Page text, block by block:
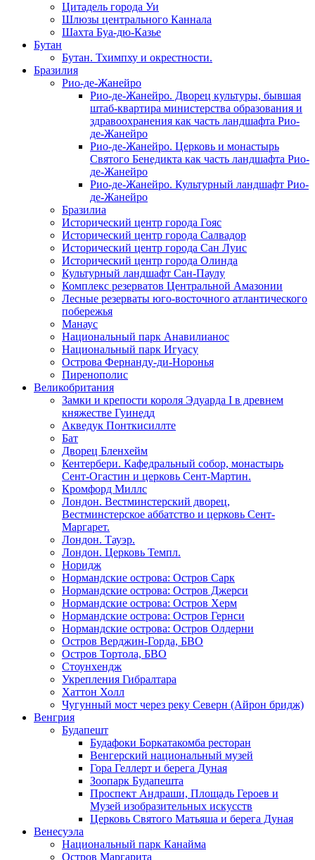
Цитадель города Уи
Шлюзы центрального Каннала
Шахта Буа-дю-Казье
Бутан
Бутан. Тхимпху и окрестности.
Бразилия
Рио-де-Жанейро
Рио-де-Жанейро. Дворец культуры, бывшая
штаб-квартира министерства образования и
здравоохранения как часть ландшафта Рио-
де-Жанейро
Рио-де-Жанейро. Церковь и монастырь
Святого Бенедикта как часть ландшафта Рио-
де-Жанейро
Рио-де-Жанейро. Культурный ландшафт Рио-
де-Жанейро
Бразилиа
Исторический центр города Гояс
Исторический центр города Салвадор
Исторический центр города Сан Луис
Исторический центр города Олинда
Культурный ландшафт Сан-Паулу
Комплекс резерватов Центральной Амазонии
Лесные резерваты юго-восточного атлантического
побережья
Манаус
Национальный парк Анавилианос
Национальный парк Игуасу
Острова Фернанду-ди-Норонья
Пиренополис
Великобритания
Замки и крепости короля Эдуарда I в древнем
княжестве Гуинедд
Акведук Понткисиллте
Бат
Дворец Бленхейм
Кентербери. Кафедральный собор, монастырь
Сент-Огастин и церковь Сент-Мартин.
Кромфорд Миллс
Лондон. Вестминстерский дворец,
Вестминстерское аббатство и церковь Cент-
Маргарет.
Лондон. Тауэр.
Лондон. Церковь Темпл.
Норидж
Нормандские острова: Остров Сарк
Нормандские острова: Остров Джерси
Нормандские острова: Остров Херм
Нормандские острова: Остров Гернси
Нормандские острова: Остров Олдерни
Остров Верджин-Горда, БВО
Остров Тортола, БВО
Стоунхендж
Укрепления Гибралтара
Хаттон Холл
Чугунный мост через реку Северн (Айрон бридж)
Венгрия
Будапешт
Будафоки Боркатакомба ресторан
Венгерский национальный музей
Гора Геллерт и берега Дуная
Зоопарк Будапешта
Проспект Андраши, Площадь Героев и
Музей изобразительных искусств
Церковь Святого Матьяша и берега Дуная
Венесуэла
Национальный парк Канайма
Остров Маргарита